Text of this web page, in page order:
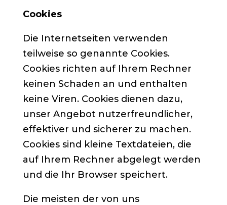
Cookies
Die Internetseiten verwenden
teilweise so genannte Cookies.
Cookies richten auf Ihrem Rechner
keinen Schaden an und enthalten
keine Viren. Cookies dienen dazu,
unser Angebot nutzerfreundlicher,
effektiver und sicherer zu machen.
Cookies sind kleine Textdateien, die
auf Ihrem Rechner abgelegt werden
und die Ihr Browser speichert.
Die meisten der von uns